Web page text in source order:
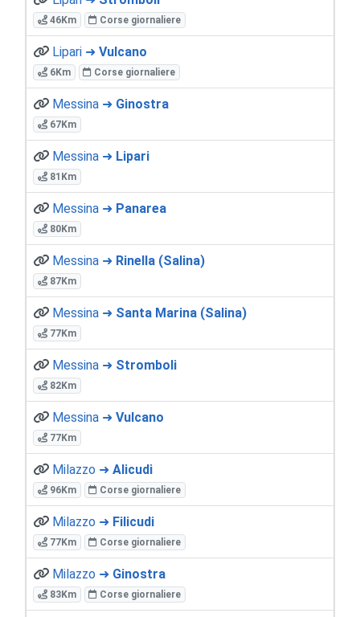
46Km Corse giornaliere
Lipari ➜ Vulcano
6Km Corse giornaliere
Messina ➜ Ginostra
67Km
Messina ➜ Lipari
81Km
Messina ➜ Panarea
80Km
Messina ➜ Rinella (Salina)
87Km
Messina ➜ Santa Marina (Salina)
77Km
Messina ➜ Stromboli
82Km
Messina ➜ Vulcano
77Km
Milazzo ➜ Alicudi
96Km Corse giornaliere
Milazzo ➜ Filicudi
77Km Corse giornaliere
Milazzo ➜ Ginostra
83Km Corse giornaliere